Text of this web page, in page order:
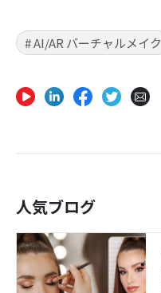
# AI/AR バーチャルメイク
人気ブログ